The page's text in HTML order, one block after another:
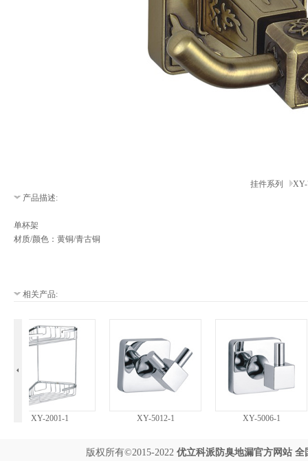
挂件系列
XY-
产品描述:
单杯架
材质/颜色：黄铜/青古铜
相关产品:
XY-2001-1 XY-5012-1 XY-5006-1
版权所有©2015-2022 优立科派防臭地漏官方网站 全